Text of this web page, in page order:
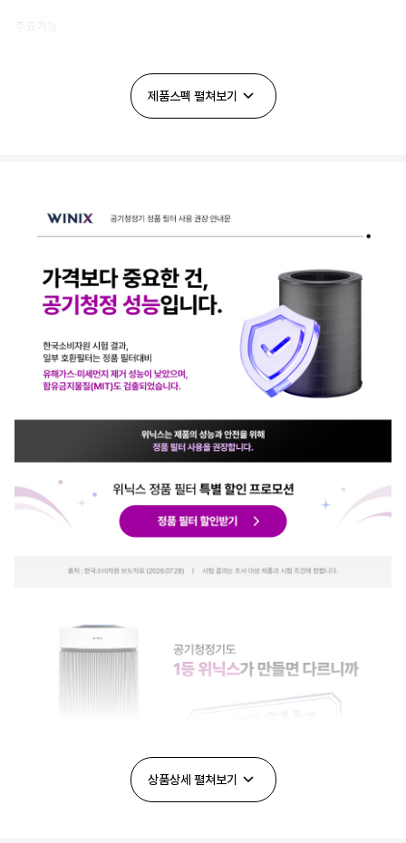
O
X
플러스(펫) 필터 O
이동바퀴 X
KC인증 O
2년(제품등록시)
7년
제품스펙 펼쳐보기
상품상세 펼쳐보기